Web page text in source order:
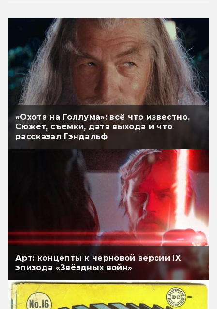
«Охота на Голлума»: всё что известно.
Сюжет, съёмки, дата выхода и что
рассказал Гэндальф
Арт: концепты к черновой версии IX
эпизода «Звёздных войн»